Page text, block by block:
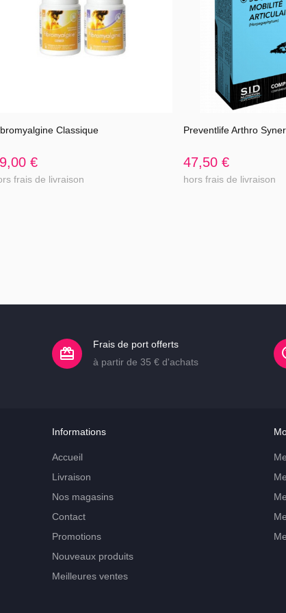
mg..100%
de substances, d'extraits de plantes, de minéraux et de
être utilisés dans le cadre d'un mode de vie sain et ne pas
et varié. Se conformer aux conseils d'utilisation, ne pas
de 12 ans ainsi qu'aux personnes souffrant d'ulcère gastro-
de la chaleur, de l a lumière et de l'humidité.
Voir l'article
Classique
€
frais de livraison
Voir
Preventlife Arthro
47,50 €
hors frais de livraison
Frais de port offerts
à partir de 35 € d'achats
Informations
Accueil
Livraison
Nos magasins
Contact
Promotions
Nouveaux produits
Meilleures ventes